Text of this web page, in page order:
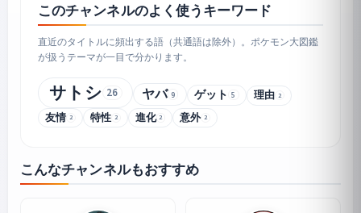
このチャンネルのよく使うキーワード
直近のタイトルに頻出する語（共通語は除外）。ポケモン大図鑑
が扱うテーマが一目で分かります。
サトシ 26 ヤバ 9 ゲット 5 理由 2
友情 2 特性 2 進化 2 意外 2
こんなチャンネルもおすすめ